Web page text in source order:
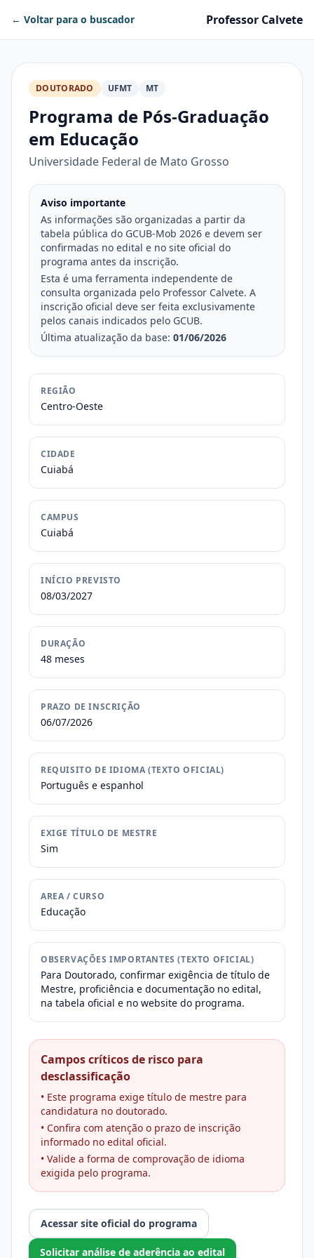
← Voltar para o buscador Professor Calvete
DOUTORADO UFMT MT
Programa de Pós-Graduação
em Educação
Universidade Federal de Mato Grosso
Aviso importante
As informações são organizadas a partir da
tabela pública do GCUB-Mob 2026 e devem ser
confirmadas no edital e no site oficial do
programa antes da inscrição.
Esta é uma ferramenta independente de
consulta organizada pelo Professor Calvete. A
inscrição oficial deve ser feita exclusivamente
pelos canais indicados pelo GCUB.
Última atualização da base: 01/06/2026
REGIÃO
Centro-Oeste
CIDADE
Cuiabá
CAMPUS
Cuiabá
INÍCIO PREVISTO
08/03/2027
DURAÇÃO
48 meses
PRAZO DE INSCRIÇÃO
06/07/2026
REQUISITO DE IDIOMA (TEXTO OFICIAL)
Português e espanhol
EXIGE TÍTULO DE MESTRE
Sim
AREA / CURSO
Educação
OBSERVAÇÕES IMPORTANTES (TEXTO OFICIAL)
Para Doutorado, confirmar exigência de título de
Mestre, proficiência e documentação no edital,
na tabela oficial e no website do programa.
Campos críticos de risco para
desclassificação
• Este programa exige título de mestre para
candidatura no doutorado.
• Confira com atenção o prazo de inscrição
informado no edital oficial.
• Valide a forma de comprovação de idioma
exigida pelo programa.
Acessar site oficial do programa
Solicitar análise de aderência ao edital